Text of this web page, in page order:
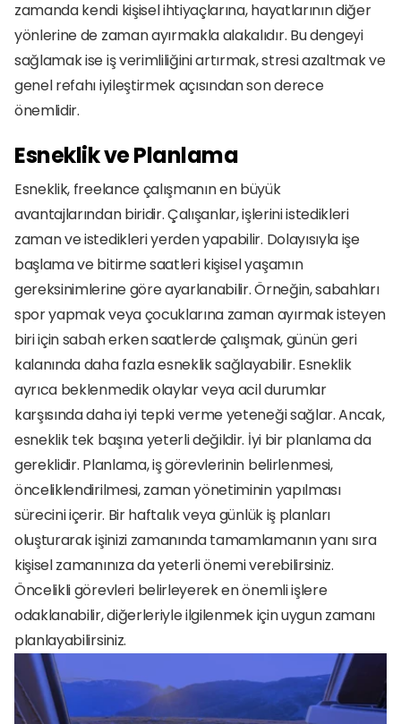
zamanda kendi kişisel ihtiyaçlarına, hayatlarının diğer
yönlerine de zaman ayırmakla alakalıdır. Bu dengeyi
sağlamak ise iş verimliliğini artırmak, stresi azaltmak ve
genel refahı iyileştirmek açısından son derece
önemlidir.
Esneklik ve Planlama
Esneklik, freelance çalışmanın en büyük
avantajlarından biridir. Çalışanlar, işlerini istedikleri
zaman ve istedikleri yerden yapabilir. Dolayısıyla işe
başlama ve bitirme saatleri kişisel yaşamın
gereksinimlerine göre ayarlanabilir. Örneğin, sabahları
spor yapmak veya çocuklarına zaman ayırmak isteyen
biri için sabah erken saatlerde çalışmak, günün geri
kalanında daha fazla esneklik sağlayabilir. Esneklik
ayrıca beklenmedik olaylar veya acil durumlar
karşısında daha iyi tepki verme yeteneği sağlar. Ancak,
esneklik tek başına yeterli değildir. İyi bir planlama da
gereklidir. Planlama, iş görevlerinin belirlenmesi,
önceliklendirilmesi, zaman yönetiminin yapılması
sürecini içerir. Bir haftalık veya günlük iş planları
oluşturarak işinizi zamanında tamamlamanın yanı sıra
kişisel zamanınıza da yeterli önemi verebilirsiniz.
Öncelikli görevleri belirleyerek en önemli işlere
odaklanabilir, diğerleriyle ilgilenmek için uygun zamanı
planlayabilirsiniz.